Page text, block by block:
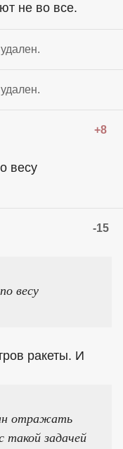
не во все.
+8
весу
-15
весу
ракеты. И
отражать
задачей